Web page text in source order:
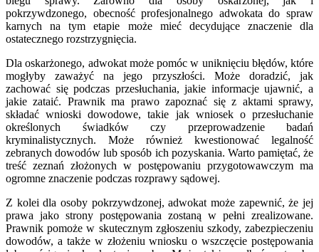
pokrzywdzonego, obecność profesjonalnego adwokata do spraw
karnych na tym etapie może mieć decydujące znaczenie dla
ostatecznego rozstrzygnięcia.
Dla oskarżonego, adwokat może pomóc w uniknięciu błędów, które
mogłyby zaważyć na jego przyszłości. Może doradzić, jak
zachować się podczas przesłuchania, jakie informacje ujawnić, a
jakie zataić. Prawnik ma prawo zapoznać się z aktami sprawy,
składać wnioski dowodowe, takie jak wniosek o przesłuchanie
określonych świadków czy przeprowadzenie badań
kryminalistycznych. Może również kwestionować legalność
zebranych dowodów lub sposób ich pozyskania. Warto pamiętać, że
treść zeznań złożonych w postępowaniu przygotowawczym ma
ogromne znaczenie podczas rozprawy sądowej.
Z kolei dla osoby pokrzywdzonej, adwokat może zapewnić, że jej
prawa jako strony postępowania zostaną w pełni zrealizowane.
Prawnik pomoże w skutecznym zgłoszeniu szkody, zabezpieczeniu
dowodów, a także w złożeniu wniosku o wszczęcie postępowania